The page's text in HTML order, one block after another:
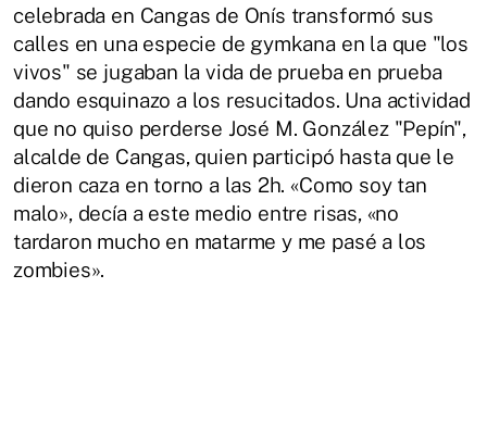
celebrada en Cangas de Onís transformó sus
calles en una especie de gymkana en la que "los
vivos" se jugaban la vida de prueba en prueba
dando esquinazo a los resucitados. Una actividad
que no quiso perderse José M. González "Pepín",
alcalde de Cangas, quien participó hasta que le
dieron caza en torno a las 2h. «Como soy tan
malo», decía a este medio entre risas, «no
tardaron mucho en matarme y me pasé a los
zombies».